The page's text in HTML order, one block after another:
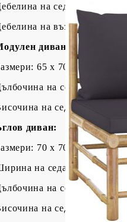
на седалката: 5 см
на възглавницата
диван:
65 х 70 х 60 см (Ш
на седалката: 65
на седалката от
диван:
70 x 70 x 60 cм (Ш
на седалката: 65 см
на седалката: 65
на седалката от